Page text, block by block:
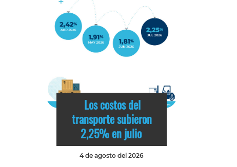
Los costos del
transporte subieron
2,25% en julio
4 de agosto del 2026